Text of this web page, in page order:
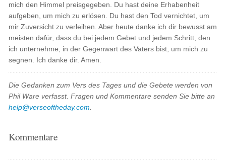
mich den Himmel preisgegeben. Du hast deine Erhabenheit
aufgeben, um mich zu erlösen. Du hast den Tod vernichtet, um
mir Zuversicht zu verleihen. Aber heute danke ich dir bewusst am
meisten dafür, dass du bei jedem Gebet und jedem Schritt, den
ich unternehme, in der Gegenwart des Vaters bist, um mich zu
segnen. Ich danke dir. Amen.
Die Gedanken zum Vers des Tages und die Gebete werden von
Phil Ware verfasst. Fragen und Kommentare senden Sie bitte an
help@verseoftheday.com
Kommentare